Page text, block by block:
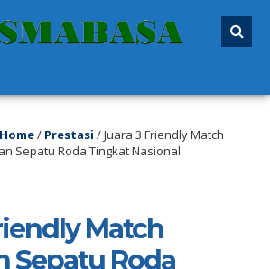
Home/ Prestasi /Juara 3 Friendly Match
Sepatu Roda Tingkat Nasional
Match
Sepatu Roda